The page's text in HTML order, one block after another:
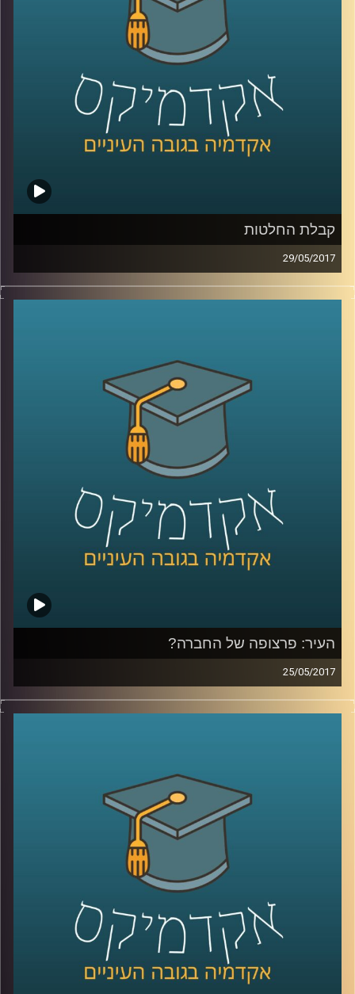
באינסטגרם לתהליך הזה ומה הקשר של כל זה
קרדיט תמונות: AudioVersity
קבלת החלטות
29/05/2017
מה הקשר בין ליטוף נשי בכתף לכסף שלנו? ובין
מסבירה למה אנחנו כל כך שונאים להפסיד וגם
למה לאחר שתדעו את כל זה, ברגע האמת,
כנראה שהמניפולציה הבאה תצליח לעבוד
AudioVersity
העיר: פרצופה של החברה?
25/05/2017
האם פני העיר הם רק חזות ויזואלית או שמא
לחילופין לצמצם אותם? ד"ר נתי מרום מעניק
נקודת מבט חברתית אודות עולם התכנון העירוני
בין תל אביב למומבאיי. כמו כן, עם אילו סוגיות
עלינו להתמודד בהקשר זה בעודנו נמצאים
בעיצומו של תהליך העיור ההיסטורי, בו רוב בני
האדם על פני כדור הארץ גרים בערים ומגמה זו
רק הולכת וגדלה?
AudioVersity